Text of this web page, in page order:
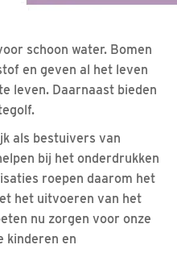
schoon water. Bomen
en geven al het leven
leven. Daarnaast bieden
als bestuivers van
bij het onderdrukken
roepen daarom het
het uitvoeren van het
nu zorgen voor onze
kinderen en